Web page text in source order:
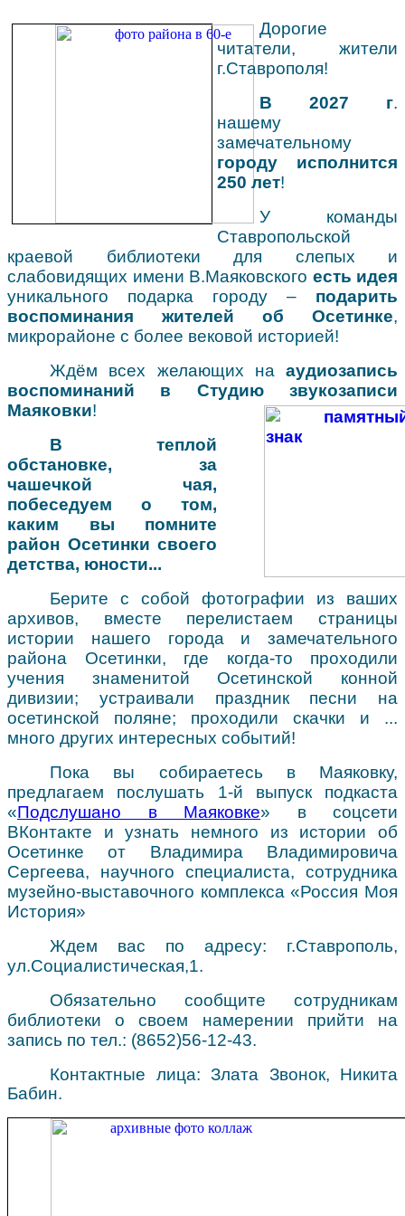
Дорогие
читатели, жители
г.Ставрополя!
В 2027 г.
нашему
замечательному
городу исполнится
250 лет!
У команды
Ставропольской
краевой библиотеки для слепых и
слабовидящих имени В.Маяковского есть идея
уникального подарка городу – подарить
воспоминания жителей об Осетинке,
микрорайоне с более вековой историей!
Ждём всех желающих на аудиозапись
воспоминаний в Студиюзвукозаписи
Маяковки!
В теплой
обстановке, за
чашечкой чая,
побеседуем о том,
каким вы помните
район Осетинки своего
детства, юности...
Берите с собой фотографии из ваших
архивов, вместе перелистаем страницы
истории нашего города и замечательного
района Осетинки, где когда-то проходили
учения знаменитой Осетинской конной
дивизии; устраивали праздник песни на
осетинской поляне; проходили скачки и ...
много других интересных событий!
Пока вы собираетесь в Маяковку,
предлагаем послушать 1-й выпуск подкаста
«Подслушано в Маяковке» в соцсети
ВКонтакте и узнать немного из истории об
Осетинке от Владимира Владимировича
Сергеева, научного специалиста, сотрудника
музейно-выставочного комплекса «Россия Моя
История»
Ждем вас по адресу: г.Ставрополь,
ул.Социалистическая,1.
Обязательно сообщите сотрудникам
библиотеки о своем намерении прийти на
запись по тел.: (8652)56-12-43.
Контактные лица: Злата Звонок, Никита
Бабин.